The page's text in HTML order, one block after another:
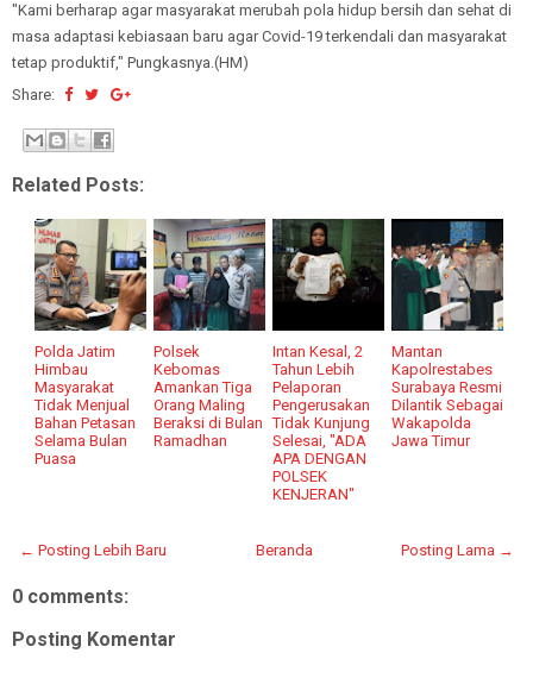
"Kami berharap agar masyarakat merubah pola hidup bersih dan sehat di
masa adaptasi kebiasaan baru agar Covid-19 terkendali dan masyarakat
tetap produktif," Pungkasnya.(HM)
Share:
Related Posts:
Polda Jatim
Himbau
Masyarakat
Tidak Menjual
Bahan Petasan
Selama Bulan
Puasa
Polsek
Kebomas
Amankan Tiga
Orang Maling
Beraksi di Bulan
Ramadhan
Intan Kesal, 2
Tahun Lebih
Pelaporan
Pengerusakan
Tidak Kunjung
Selesai, "ADA
APA DENGAN
POLSEK
KENJERAN"
Mantan
Kapolrestabes
Surabaya Resmi
Dilantik Sebagai
Wakapolda
Jawa Timur
← Posting Lebih Baru Posting Lama →
Beranda
0 comments:
Posting Komentar